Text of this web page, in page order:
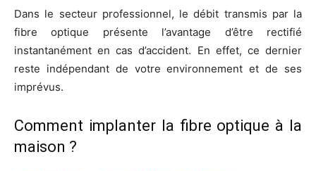
Dans le secteur professionnel, le débit transmis par la
fibre optique présente l’avantage d’être rectifié
instantanément en cas d’accident. En effet, ce dernier
reste indépendant de votre environnement et de ses
imprévus.
Comment implanter la fibre optique à la
maison ?